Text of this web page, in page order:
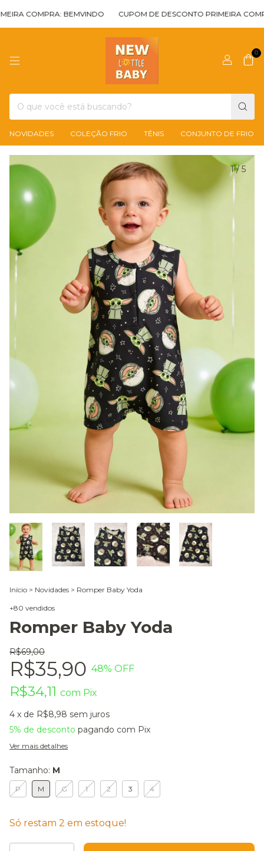
COMPRA: BEMVINDO CUPOM DE DESCONTO PRIMEIRA
0
NOVIDADES COLEÇÃO FRIO TÊNIS CONJUNTO DE FRIO
1/5
Início > Novidades > Romper Baby Yoda
+80 vendidos
Romper Baby Yoda
R$69,00
R$35,90 48% OFF
R$34,11 com Pix
4 x de R$8,98 sem juros
5% de desconto pagando com Pix
Ver mais detalhes
Tamanho: M
P M G 1 2 3 4
Só restam 2 em estoque!